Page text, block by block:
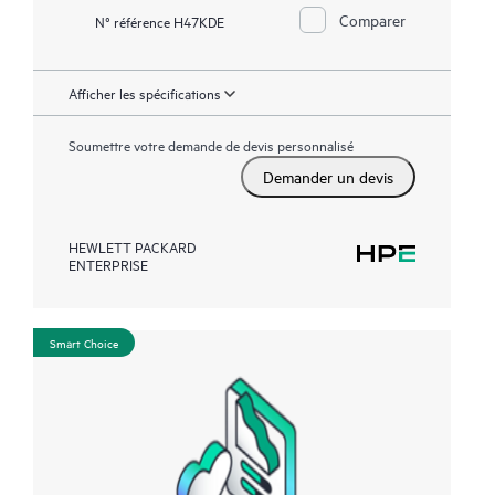
N° référence H47KDE Comparer
Afficher les spécifications
Soumettre votre demande de devis personnalisé
Demander un devis
HEWLETT PACKARD
ENTERPRISE
Smart Choice